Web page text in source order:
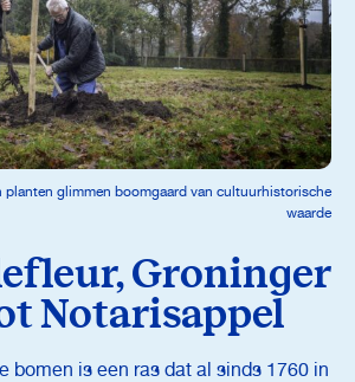
glimmen boomgaard van cultuurhistorische
waarde
Groninger
Notarisappel
bomen is een ras dat al sinds 1760 in